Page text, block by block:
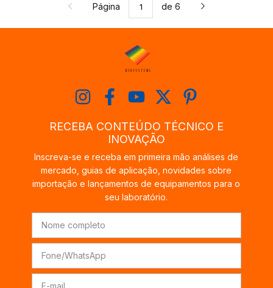
Página de 6
RECEBA CONTEÚDO TÉCNICO E
INOVAÇÃO
Inscreva-se e receba em primeira mão análises de
mercado, guias de aplicação, novidades sobre
importação e lançamentos de equipamentos para o
seu laboratório.